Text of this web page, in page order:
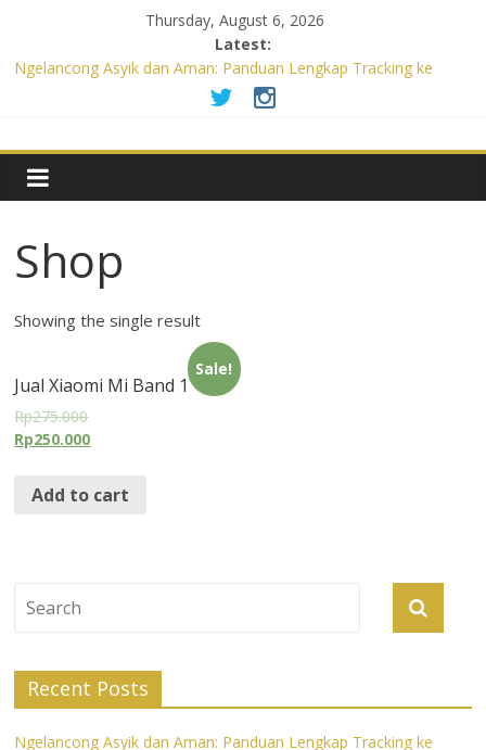
Thursday, August 6, 2026
Latest:
Ngelancong Asyik dan Aman: Panduan Lengkap Tracking ke
Panduan Lengkap Tracking di Sentul: Persiapan Wajib untuk
Menguak Pesona Obelix Sea View: Data Tarik Destinasi Kekinian
di Yogyakarta
Liburan Luar Negeri Tanpa Repot: Panduan Lengkap Persiapan
Agar Tak Gagal di Negara Tujuan
Shop
Showing the single result
Sale!
Jual Xiaomi Mi Band 1
Rp275.000
Rp250.000
Add to cart
Recent Posts
Ngelancong Asyik dan Aman: Panduan Lengkap Tracking ke